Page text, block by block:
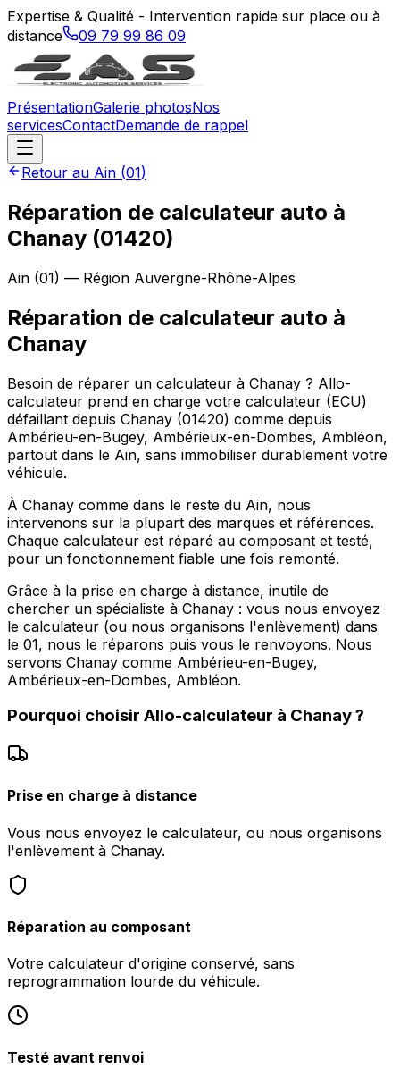
Expertise & Qualité - Intervention rapide sur place ou à
distance
09 79 99 86 09
PrésentationGalerie photosNos
servicesContactDemande de rappel
Retour au Ain (01)
Réparation de calculateur auto à
Chanay (01420)
Ain (01) — Région Auvergne-Rhône-Alpes
Réparation de calculateur auto à
Chanay
Besoin de réparer un calculateur à Chanay ? Allo-
calculateur prend en charge votre calculateur (ECU)
défaillant depuis Chanay (01420) comme depuis
Ambérieu-en-Bugey, Ambérieux-en-Dombes, Ambléon,
partout dans le Ain, sans immobiliser durablement votre
véhicule.
À Chanay comme dans le reste du Ain, nous
intervenons sur la plupart des marques et références.
Chaque calculateur est réparé au composant et testé,
pour un fonctionnement fiable une fois remonté.
Grâce à la prise en charge à distance, inutile de
chercher un spécialiste à Chanay : vous nous envoyez
le calculateur (ou nous organisons l'enlèvement) dans
le 01, nous le réparons puis vous le renvoyons. Nous
servons Chanay comme Ambérieu-en-Bugey,
Ambérieux-en-Dombes, Ambléon.
Pourquoi choisir Allo-calculateur à Chanay?
Prise en charge à distance
Vous nous envoyez le calculateur, ou nous organisons
l'enlèvement à Chanay.
Réparation au composant
Votre calculateur d'origine conservé, sans
reprogrammation lourde du véhicule.
Testé avant renvoi